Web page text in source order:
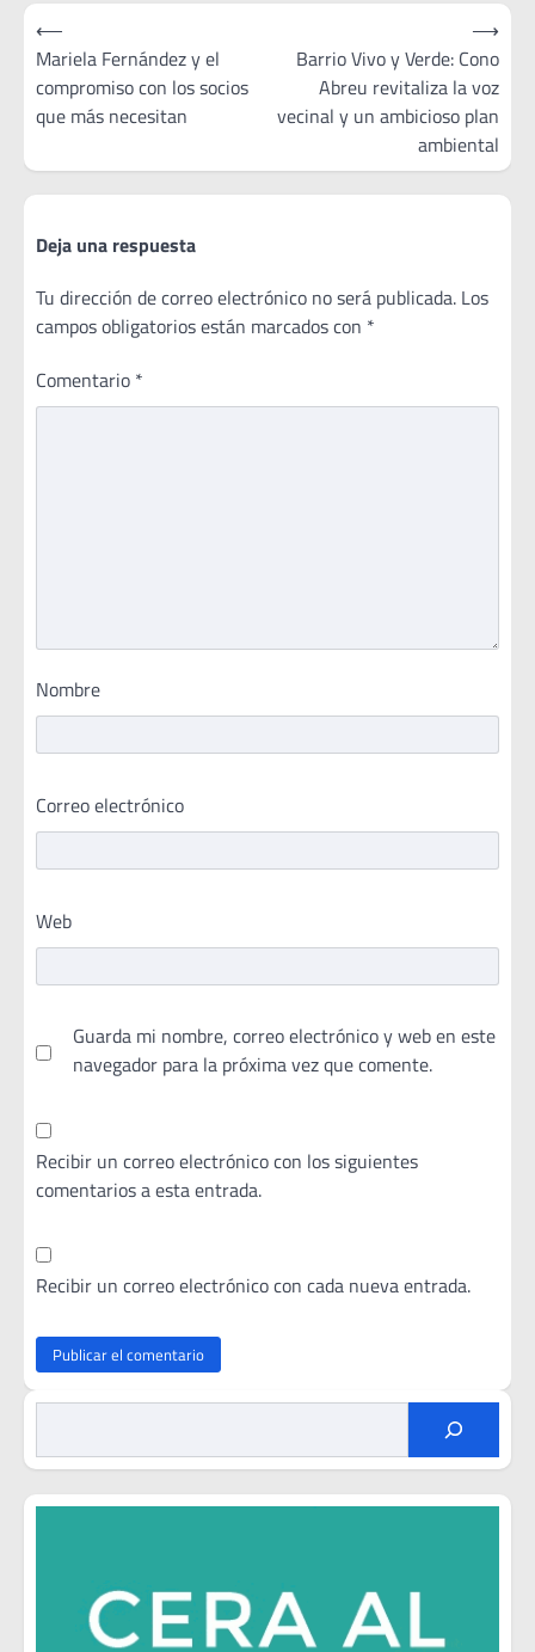
Navegación
de
entradas
⟵
Mariela Fernández y el
compromiso con los socios
que más necesitan
Barrio Vivo y Verde: Cono
Abreu revitaliza la voz
vecinal y un ambicioso plan
ambiental
⟶
Deja una respuesta
Tu dirección de correo electrónico no será publicada. Los
campos obligatorios están marcados con *
Comentario *
Nombre
Correo electrónico
Web
Guarda mi nombre, correo electrónico y web en este
navegador para la próxima vez que comente.
Recibir un correo electrónico con los siguientes
comentarios a esta entrada.
Recibir un correo electrónico con cada nueva entrada.